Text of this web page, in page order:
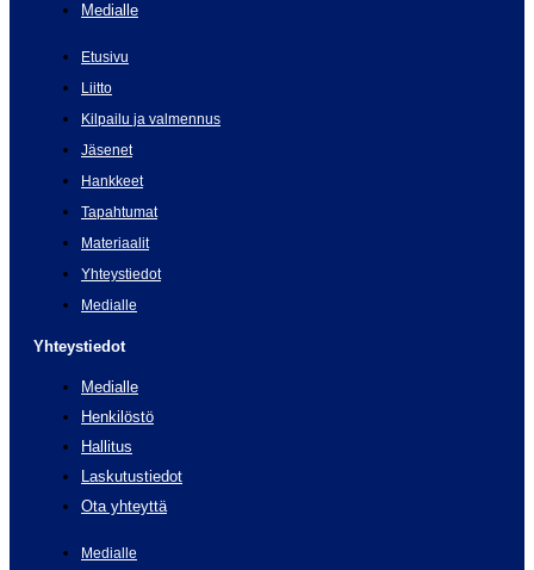
Medialle
Etusivu
Liitto
Kilpailu ja valmennus
Jäsenet
Hankkeet
Tapahtumat
Materiaalit
Yhteystiedot
Medialle
Yhteystiedot
Medialle
Henkilöstö
Hallitus
Laskutustiedot
Ota yhteyttä
Medialle